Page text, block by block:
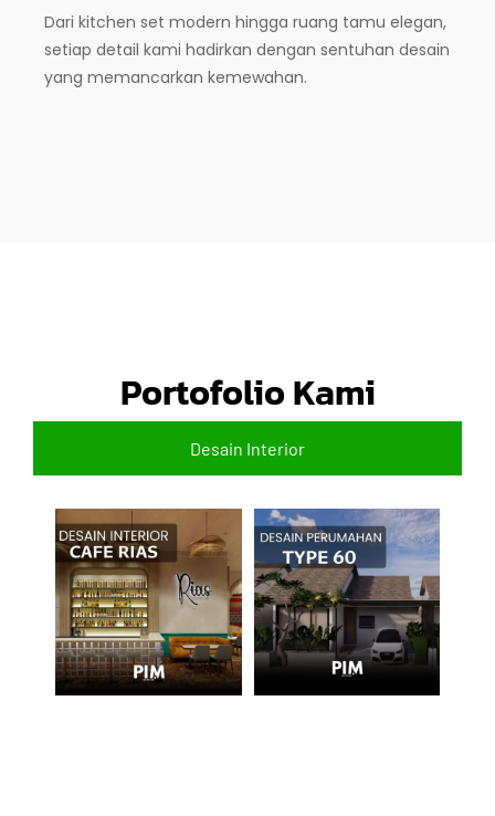
Dari kitchen set modern hingga ruang tamu elegan,
setiap detail kami hadirkan dengan sentuhan desain
yang memancarkan kemewahan.
Portofolio Kami
Desain Interior